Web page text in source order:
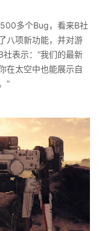
多个Bug，看来B社
八项新功能，并对游
表示：“我们的最新
在太空中也能展示自
”